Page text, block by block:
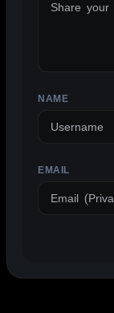
NAME
EMAIL